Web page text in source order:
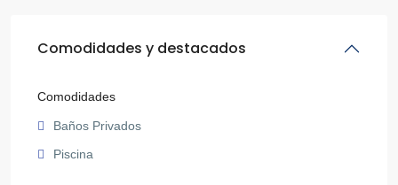
Comodidades y destacados
Comodidades
Baños Privados
Piscina